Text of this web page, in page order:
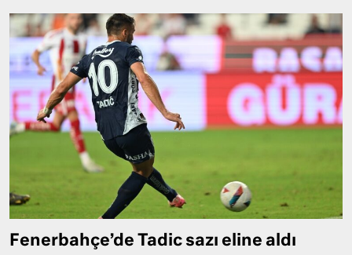
Fenerbahçe’de Tadic sazı eline aldı